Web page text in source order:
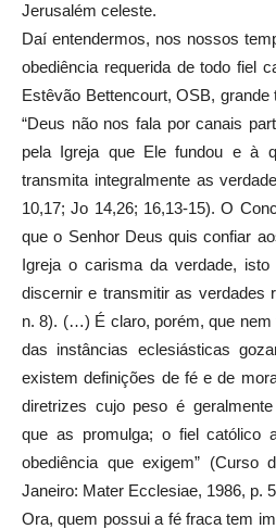
Jerusalém celeste.
Daí entendermos, nos nossos
obediência requerida de todo fiel
Estêvão Bettencourt, OSB, grande
“Deus não nos fala por canais
pela Igreja que Ele fundou e à
transmita integralmente as
10,17; Jo 14,26; 16,13-15). O
que o Senhor Deus quis confiar
Igreja o carisma da verdade,
discernir e transmitir as verdades
n. 8). (…) É claro, porém, que nem
das instâncias eclesiásticas
existem definições de fé e de
diretrizes cujo peso é
que as promulga; o fiel católico
obediência que exigem” (Curso
Janeiro: Mater Ecclesiae, 1986, p.
Ora, quem possui a fé fraca tem